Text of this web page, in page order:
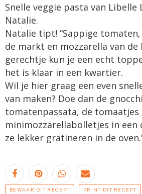
Snelle veggie pasta van Libelle
Natalie.
Natalie tipt! “Sappige
de markt en mozzarella van de
gerechtje kun je een echt
het is klaar in een kwartier.
Wil je hier graag een even
van maken? Doe dan de
tomatenpassata, de tomaatjes
minimozzarellabolletjes in een
ze lekker gratineren in de
BEWAAR DIT RECEPT PRINT DIT RECEPT